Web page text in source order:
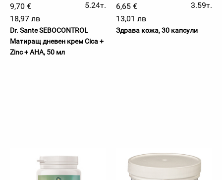
9,70 €
5.24т.
18,97 лв
Dr. Sante SEBOCONTROL
Матиращ дневен крем Cica +
Zinc + AHA, 50 мл
6,65 €
3.59т.
13,01 лв
Здрава кожа, 30 капсули